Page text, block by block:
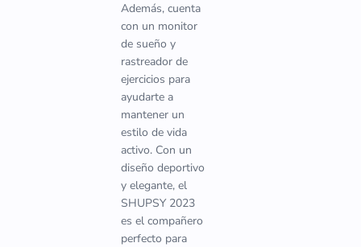
Además, cuenta
con un monitor
de sueño y
rastreador de
ejercicios para
ayudarte a
mantener un
estilo de vida
activo. Con un
diseño deportivo
y elegante, el
SHUPSY 2023
es el compañero
perfecto para